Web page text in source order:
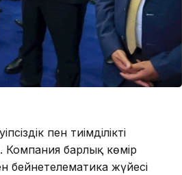
пен тиімділікті
барлық көмір
бейнетелематика жүйесі